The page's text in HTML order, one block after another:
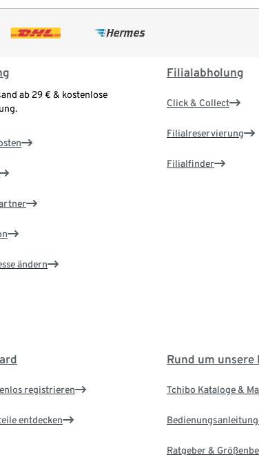
ab 29 € & kostenlose
ändern
Filialabholung
Click & Collect
Filialreservierung
Filialfinder
registrieren
entdecken
Rund um unsere
Tchibo Kataloge &
Ratgeber &